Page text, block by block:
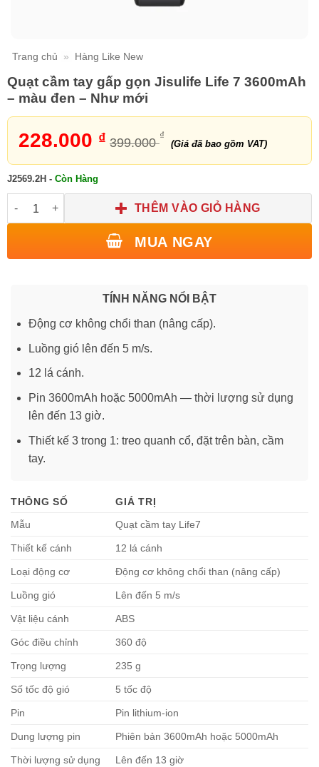
Trang chủ » Hàng Like New
Quạt cầm tay gấp gọn Jisulife Life 7 3600mAh
– màu đen – Như mới
228.000 ₫ 399.000
₫
(Giá đã bao gồm VAT)
J2569.2H - Còn Hàng
Quạt cầm tay gấp gọn Jisulife Life 7 3600mAh - màu đen - Như
THÊM VÀO GIỎ HÀNG
MUA NGAY
TÍNH NĂNG NỔI BẬT
Động cơ không chổi than (nâng cấp).
Luồng gió lên đến 5 m/s.
12 lá cánh.
Pin 3600mAh hoặc 5000mAh — thời lượng sử dụng
lên đến 13 giờ.
Thiết kế 3 trong 1: treo quanh cổ, đặt trên bàn, cầm
tay.
THÔNG SỐ
GIÁ TRỊ
Mẫu
Quạt cầm tay Life7
Thiết kế cánh 12 lá cánh
Loại động cơ Động cơ không chổi than (nâng cấp)
Luồng gió Lên đến 5 m/s
Vật liệu cánh ABS
Góc điều chỉnh 360 độ
Trọng lượng 235 g
Số tốc độ gió 5 tốc độ
Pin Pin lithium-ion
Dung lượng pin Phiên bản 3600mAh hoặc 5000mAh
Thời lượng sử dụng Lên đến 13 giờ